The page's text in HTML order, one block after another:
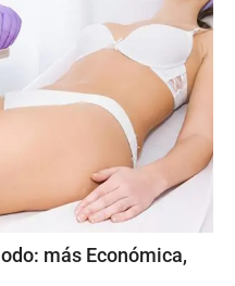
más Económica,